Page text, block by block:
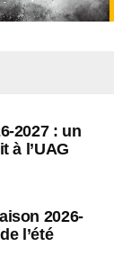
2027 : un
à l’UAG
2026-
l’été